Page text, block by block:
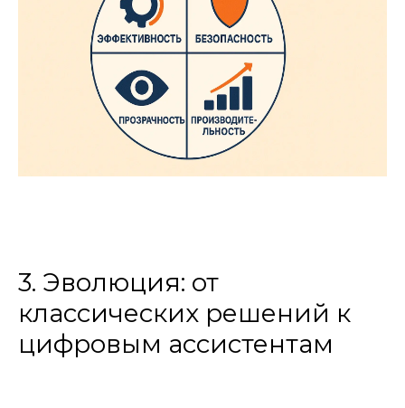
3. Эволюция: от
классических решений к
цифровым ассистентам